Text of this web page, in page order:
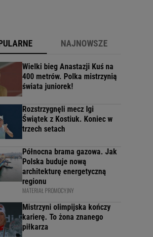
NAJNOWSZE
Wielki bieg Anastazji Kuś na
400 metrów. Polka mistrzynią
świata juniorek!
Rozstrzygnęli mecz Igi
Świątek z Kostiuk. Koniec w
trzech setach
Północna brama gazowa. Jak
Polska buduje nową
architekturę energetyczną
regionu
MATERIAŁ PROMOCYJNY
Mistrzyni olimpijska kończy
karierę. To żona znanego
piłkarza